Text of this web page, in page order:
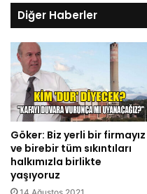
Diğer Haberler
Göker: Biz yerli bir firmayız
ve birebir tüm sıkıntıları
halkımızla birlikte
yaşıyoruz